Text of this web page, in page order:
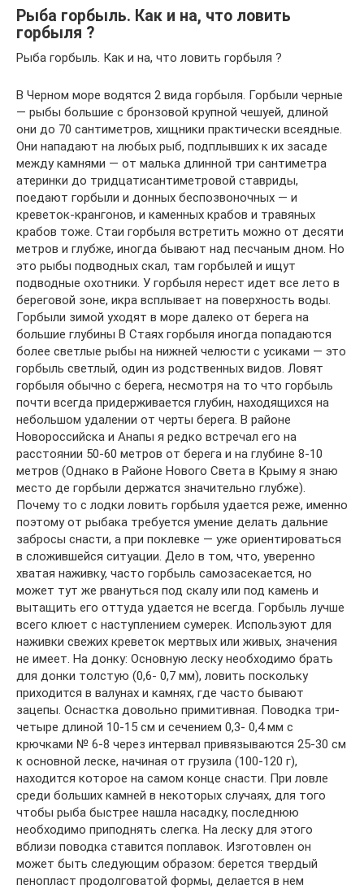
Рыба горбыль. Как и на, что ловить
горбыля ?
Рыба горбыль. Как и на, что ловить горбыля ?
В Черном море водятся 2 вида горбыля. Горбыли черные
— рыбы большие с бронзовой крупной чешуей, длиной
они до 70 сантиметров, хищники практически всеядные.
Они нападают на любых рыб, подплывших к их засаде
между камнями — от малька длинной три сантиметра
атеринки до тридцатисантиметровой ставриды,
поедают горбыли и донных беспозвоночных — и
креветок-крангонов, и каменных крабов и травяных
крабов тоже. Стаи горбыля встретить можно от десяти
метров и глубже, иногда бывают над песчаным дном. Но
это рыбы подводных скал, там горбылей и ищут
подводные охотники. У горбыля нерест идет все лето в
береговой зоне, икра всплывает на поверхность воды.
Горбыли зимой уходят в море далеко от берега на
большие глубины В Стаях горбыля иногда попадаются
более светлые рыбы на нижней челюсти с усиками — это
горбыль светлый, один из родственных видов. Ловят
горбыля обычно с берега, несмотря на то что горбыль
почти всегда придерживается глубин, находящихся на
небольшом удалении от черты берега. В районе
Новороссийска и Анапы я редко встречал его на
расстоянии 50-60 метров от берега и на глубине 8-10
метров (Однако в Районе Нового Света в Крыму я знаю
место де горбыли держатся значительно глубже).
Почему то с лодки ловить горбыля удается реже, именно
поэтому от рыбака требуется умение делать дальние
забросы снасти, а при поклевке — уже ориентироваться
в сложившейся ситуации. Дело в том, что, уверенно
хватая наживку, часто горбыль самозасекается, но
может тут же рвануться под скалу или под камень и
вытащить его оттуда удается не всегда. Горбыль лучше
всего клюет с наступлением сумерек. Используют для
наживки свежих креветок мертвых или живых, значения
не имеет. На донку: Основную леску необходимо брать
для донки толстую (0,6- 0,7 мм), ловить поскольку
приходится в валунах и камнях, где часто бывают
зацепы. Оснастка довольно примитивная. Поводка три-
четыре длиной 10-15 см и сечением 0,3- 0,4 мм с
крючками № 6-8 через интервал привязываются 25-30 см
к основной леске, начиная от грузила (100-120 г),
находится которое на самом конце снасти. При ловле
среди больших камней в некоторых случаях, для того
чтобы рыба быстрее нашла насадку, последнюю
необходимо приподнять слегка. На леску для этого
вблизи поводка ставится поплавок. Изготовлен он
может быть следующим образом: берется твердый
пенопласт продолговатой формы, делается в нем